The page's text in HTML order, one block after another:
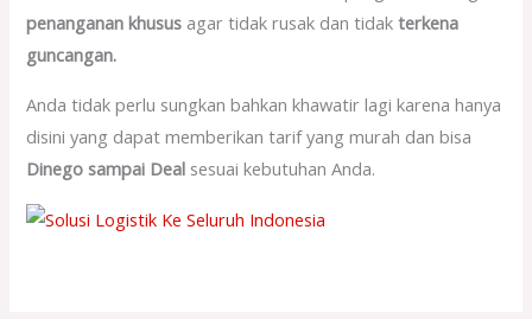
penanganan khusus agar tidak rusak dan tidakterkena
guncangan.
Anda tidak perlu sungkan bahkan khawatir lagi karena hanya
disini yang dapat memberikan tarif yang murah dan bisa
Dinego sampai Deal sesuai kebutuhan Anda.